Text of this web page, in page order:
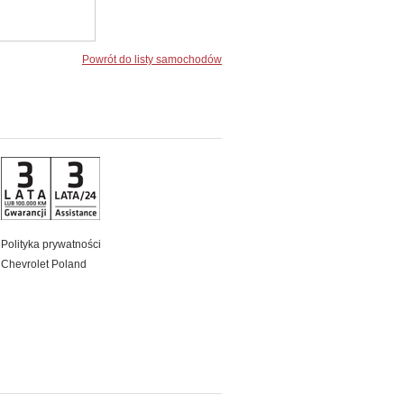
Powrót do listy samochodów
Polityka prywatności
Chevrolet Poland